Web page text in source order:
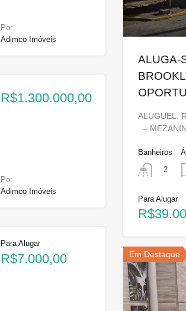
Por
Adimco Imóveis
R$1.300.000,00
Por
Adimco Imóveis
Para Alugar
R$7.000,00
ALUGA-
ALUGUEL:
–
Banheiros
2
Para Alugar
Em Destaque